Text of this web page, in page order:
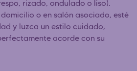
rizado, ondulado o liso).
o en salón asociado, esté
y luzca un estilo cuidado,
acorde con su